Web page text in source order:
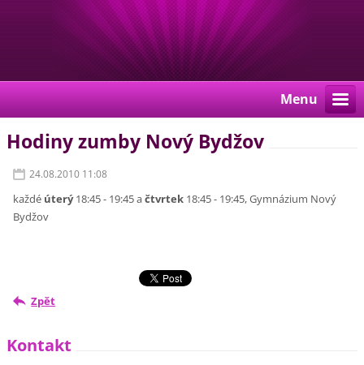
Menu
Hodiny zumby Nový Bydžov
24.08.2010 11:08
každé úterý18:45 - 19:45 ačtvrtek 18:45 - 19:45, Gymnázium Nový
Bydžov
Zpět
Kontakt